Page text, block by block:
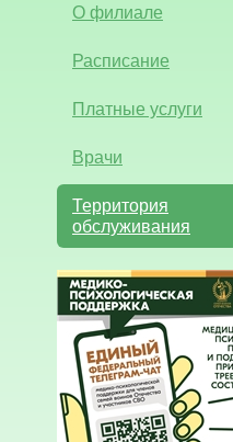
О филиале
Расписание
Платные услуги
Врачи
Территория
обслуживания